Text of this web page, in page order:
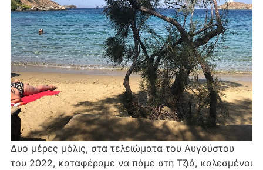
Δυο μέρες μόλις, στα τελειώματα του Αυγούστου
του 2022, καταφέραμε να πάμε στη Τζιά, καλεσμένοι